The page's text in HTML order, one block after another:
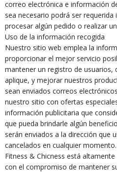
correo electrónica e información
sea necesario podrá ser
procesar algún pedido o realizar
Uso de la información recogida
Nuestro sitio web emplea la
proporcionar el mejor servicio
mantener un registro de usuarios,
aplique, y mejorar nuestros
sean enviados correos
nuestro sitio con ofertas
información publicitaria que
que pueda brindarle algún
serán enviados a la dirección que
cancelados en cualquier momento.
Fitness & Chicness está
con el compromiso de mantener